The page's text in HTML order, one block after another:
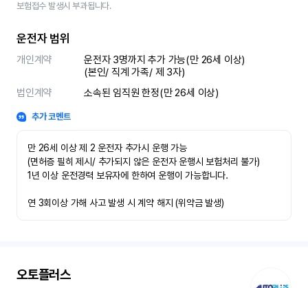
보험접수 발생시 부과됩니다.
운전자 범위
개인계약
운전자 3명까지 추가 가능(만 26세 이상)
(본인/ 직계 가족/ 제 3자)
법인계약
소속된 임직원 한정(만 26세 이상)
추가 코멘트
만 26세 이상 제 2 운전자 추가시 운행 가능
(면허증 필히 제시/ 추가되지 않은 운전자 운행시 보험처리 불가)
1년 이상 운전경력 보유자에 한하여 운행이 가능합니다.
연 3회이상 가해 사고 발생 시 계약 해지 (위약금 발생)
오토플러스